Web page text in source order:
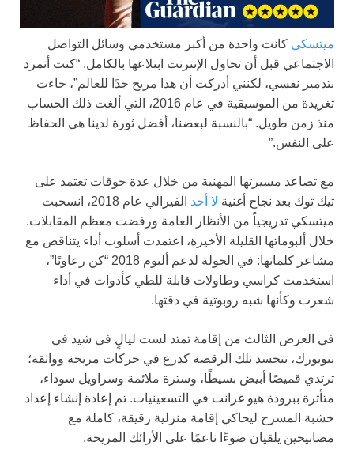
ميتسكي كانت واحدة من أكبر مستخدمي وسائل التواصل
الاجتماعي قبل أن تحاول الإنترنت ابتلاعها بالكامل. “كنت أتمرد
بتدمير نفسي، لكنني أدركت أن هذا مريح جدًا للعالم”، جاءت
تغريدة من الموسيقية في عام 2016، التي ألغت ذلك الحساب
منذ زمن طويل. “بالنسبة لبعضنا، أفضل ثورة لدينا هي الحفاظ
على النفس.”
مع تصاعد مسيرتها المهنية من خلال عدة جوقات تعتمد على
تيك توك بعد نجاح أغنية لا أحد
الفيرالي عام 2018، انسحبت
ميتسكي تدريجياً من الأنظار العامة ورفضت معظم المقابلات.
خلال ألبوماتها القليلة الأخيرة، اعتمدت أسلوب أداء يتناقض مع
مشاعر كلماتها: في الجولة لدعم ألبوم 2018 “كن رعاويًا”،
استخدمت كراسي وطاولات قابلة للطي كأدوات في أداء
شعرت وكأنها شبه روبوتية في دقتها.
في العرض الثالث من إقامة تمتد لست ليالٍ في شيد في
نيويورك، تتجسد تلك الرقصة كدرع في حركات مريحة وواثقة؛
ترتدي قميصًا أبيض بسيطًا، وسترة ملائمة وسراويل سوداء،
متأثرة ببرودة هيو غرانت في التسعينيات. تم إعادة إنشاء إعداد
خشبة المسرح ليحاكي إقامة منزلية رقيقة، كاملة مع
مصابيحين يلقيان ضوءًا ناعمًا على الأرائك المريحة.